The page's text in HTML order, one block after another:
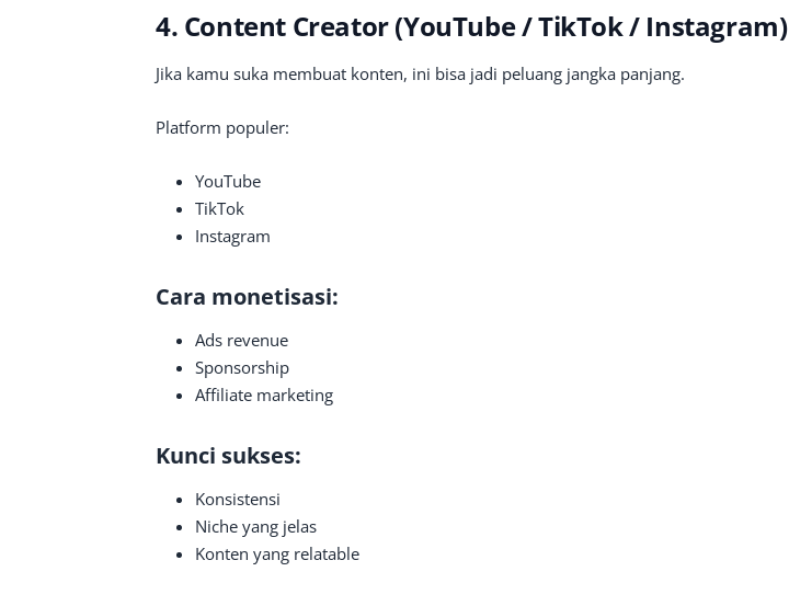
4. Content Creator (YouTube / TikTok / Instagram)
Jika kamu suka membuat konten, ini bisa jadi peluang jangka panjang.
Platform populer:
YouTube
TikTok
Instagram
Cara monetisasi:
Ads revenue
Sponsorship
Affiliate marketing
Kunci sukses:
Konsistensi
Niche yang jelas
Konten yang relatable